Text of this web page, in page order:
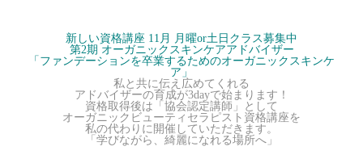
新しい資格講座 11月 月曜or土日クラス募集中
第2期 オーガニックスキンケアアドバイザー
「ファンデーションを卒業するためのオーガニックスキンケ
ア」
私と共に伝え広めてくれる
アドバイザーの育成が3dayで始まります！
資格取得後は 「協会認定講師」として
オーガニックビューティセラピスト資格講座を
私の代わりに開催していただきます。
「学びながら、綺麗になれる場所へ」